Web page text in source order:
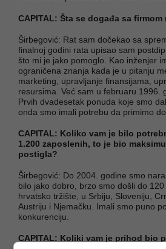
CAPITAL: Šta se događa sa firmom
Širbegović: Rat sam dočekao sa
finalnoj godini rata upisao sam
što mi je jako pomoglo. Kao inženjer
ograničena znanja kada je u pitanju
marketing, upravljanje finansijama,
resursima. Već sam u februaru 1996.
Prvih dvadesetak ponuda koje smo
onda smo imali potrebu da primimo
CAPITAL: Koliko vam je bilo
1.200 zaposlenih, to je bio
postigla?
Širbegović: Do 2004. godine smo
bilo jako dobro, brzo smo došli do
hrvatsko tržište, u Srbiju, Sloveniju,
Austriju i Njemačku. Imali smo puno
konkurenciju.
CAPITAL: Koliki vam je prihod bio